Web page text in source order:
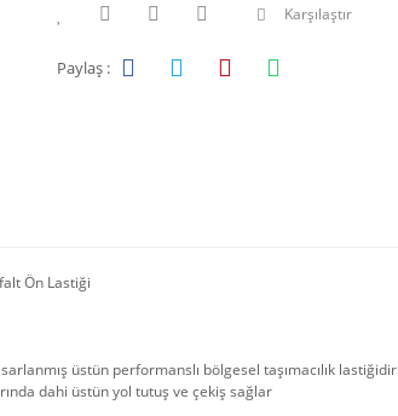
Karşılaştır
Paylaş :
Ön Lastiği
üstün performanslı bölgesel taşımacılık lastiğidir
dahi üstün yol tutuş ve çekiş sağlar